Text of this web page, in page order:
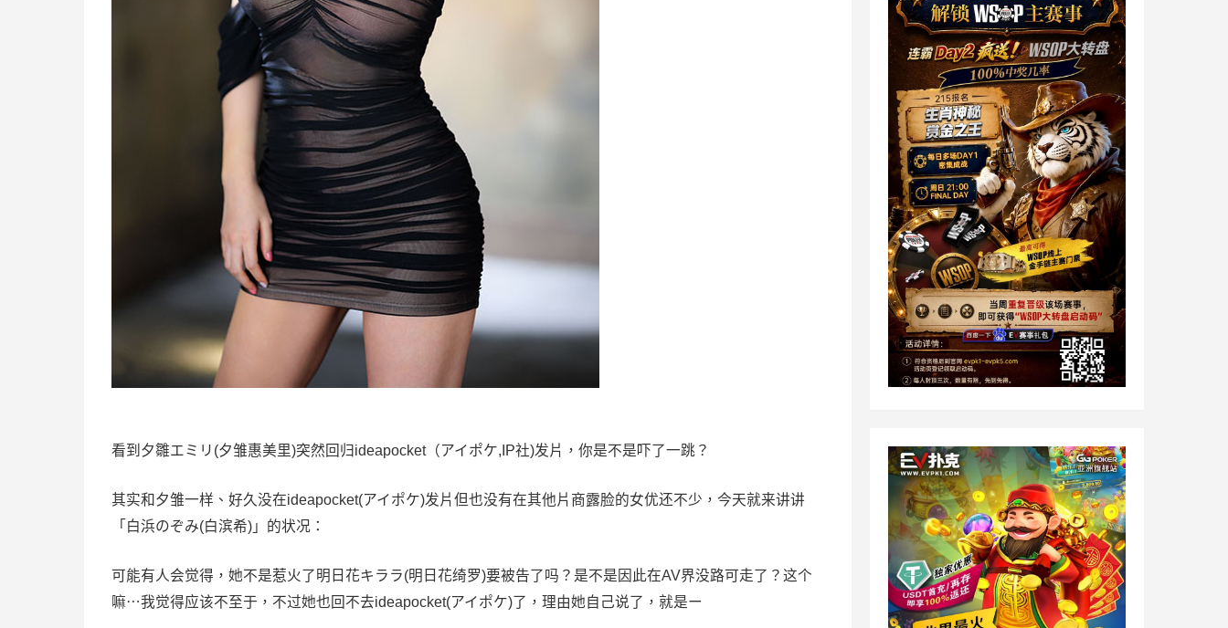
看到夕雛エミリ(夕雏惠美里)突然回归ideapocket（アイポケ,IP社)发片，你是不是吓了一跳？
其实和夕雏一样、好久没在ideapocket(アイポケ)发片但也没有在其他片商露脸的女优还不少，今天就来讲讲
「 白浜のぞみ(白滨希)」的状况：
可能有人会觉得，她不是惹火了明日花キララ(明日花绮罗)要被告了吗？是不是因此在AV界没路可走了？这个
嘛⋯我觉得应该不至于，不过她也回不去ideapocket(アイポケ)了，理由她自己说了，就是ー